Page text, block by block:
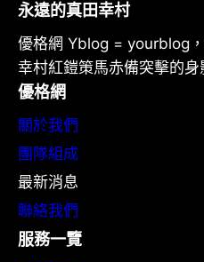
永遠的真田幸村
優格網 Yblog = yourblog
幸村紅鎧策馬赤備突擊的
優格網
關於我們
團隊組成
最新消息
聯絡我們
服務一覽